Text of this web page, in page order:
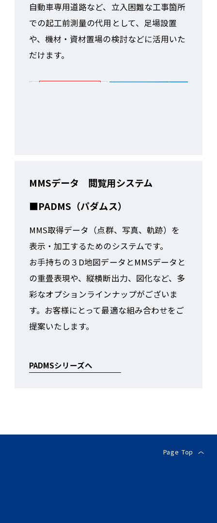
自動車専用道路など、立入困難な工事箇所
での起工前測量の代用として、足場設置
や、機材・資材置場の検討などに活用いた
だけます。
MMSデータ 閲覧用システム
■PADMS（パダムス）
MMS取得データ（点群、写真、軌跡）を
表示・加工するためのシステムです。
お手持ちの３D地図データとMMSデータと
の重畳表現や、縦横断出力、図化など、多
彩なオプションラインナップがございま
す。お客様にとって最適な組み合わせをご
提案いたします。
PADMSシリーズへ
Page Top